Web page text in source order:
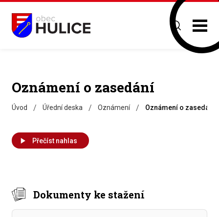
Oznámení o zasedání
Úvod / Úřední deska / Oznámení / Oznámení o zasedání
Přečíst nahlas
Dokumenty ke stažení